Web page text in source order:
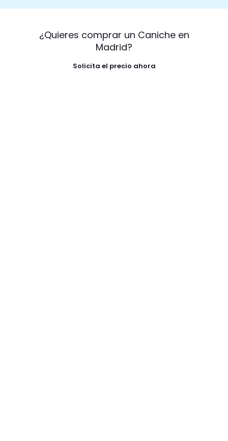
¿Quieres comprar un Caniche en
Madrid?
Solicita el precio ahora